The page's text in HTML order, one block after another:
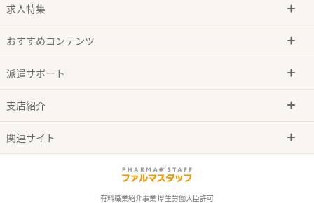
求人特集
おすすめコンテンツ
派遣サポート
支店紹介
関連サイト
有料職業紹介事業 厚生労働大臣許可